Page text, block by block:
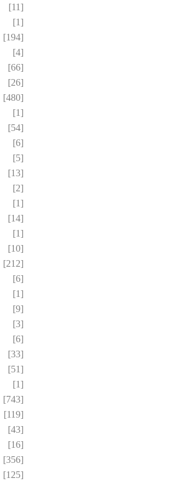
[11]
[1]
[194]
[4]
[66]
[26]
[480]
[1]
[54]
[6]
[5]
[13]
[2]
[1]
[14]
[1]
[10]
[212]
[6]
[1]
[9]
[3]
[6]
[33]
[51]
[1]
[743]
[119]
[43]
[16]
[356]
[125]